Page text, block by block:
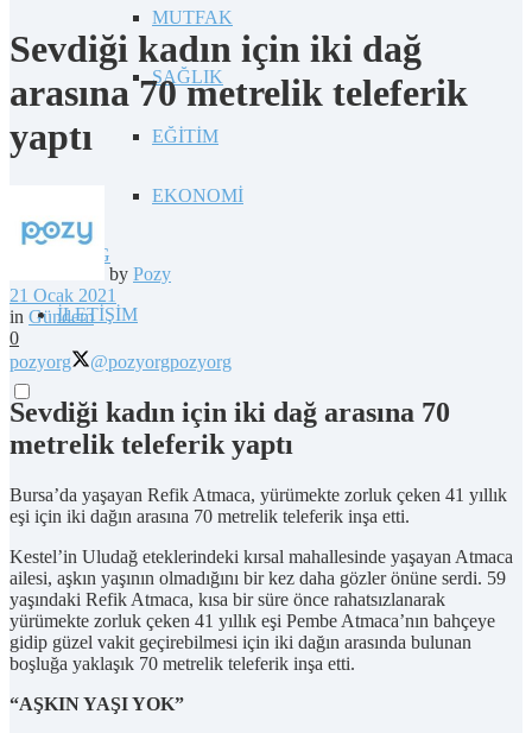
MUTFAK
SAĞLIK
EĞİTİM
EKONOMİ
BLOG
İLETİŞİM
Sevdiği kadın için iki dağ
arasına 70 metrelik teleferik
yaptı
by Pozy
21 Ocak 2021
in Gündem
0
pozyorg
@pozyorgpozyorg
Sevdiği kadın için iki dağ arasına 70
metrelik teleferik yaptı
Bursa’da yaşayan Refik Atmaca, yürümekte zorluk çeken 41 yıllık
eşi için iki dağın arasına 70 metrelik teleferik inşa etti.
Kestel’in Uludağ eteklerindeki kırsal mahallesinde yaşayan Atmaca
ailesi, aşkın yaşının olmadığını bir kez daha gözler önüne serdi. 59
yaşındaki Refik Atmaca, kısa bir süre önce rahatsızlanarak
yürümekte zorluk çeken 41 yıllık eşi Pembe Atmaca’nın bahçeye
gidip güzel vakit geçirebilmesi için iki dağın arasında bulunan
boşluğa yaklaşık 70 metrelik teleferik inşa etti.
“AŞKIN YAŞI YOK”